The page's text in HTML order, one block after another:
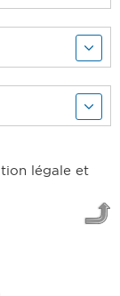
légale et